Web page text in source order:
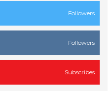
Followers
Followers
Subscribes